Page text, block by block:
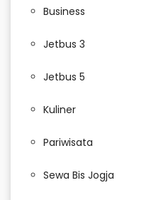
Business
Jetbus 3
Jetbus 5
Kuliner
Pariwisata
Sewa Bis Jogja